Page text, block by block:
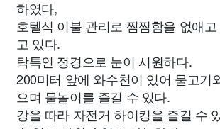
하였다,
호텔식 이불 관리로 찜찜함을 없애
고 있다.
탁특인 정경으로 눈이 시원하다.
200미터 앞에 와수천이 있어 물고기
으며 물놀이를 즐길 수 있다.
강을 따라 자전거 하이킹을 즐길 수